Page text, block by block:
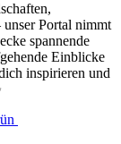
Portal nimmt
spannende
Einblicke
inspirieren und